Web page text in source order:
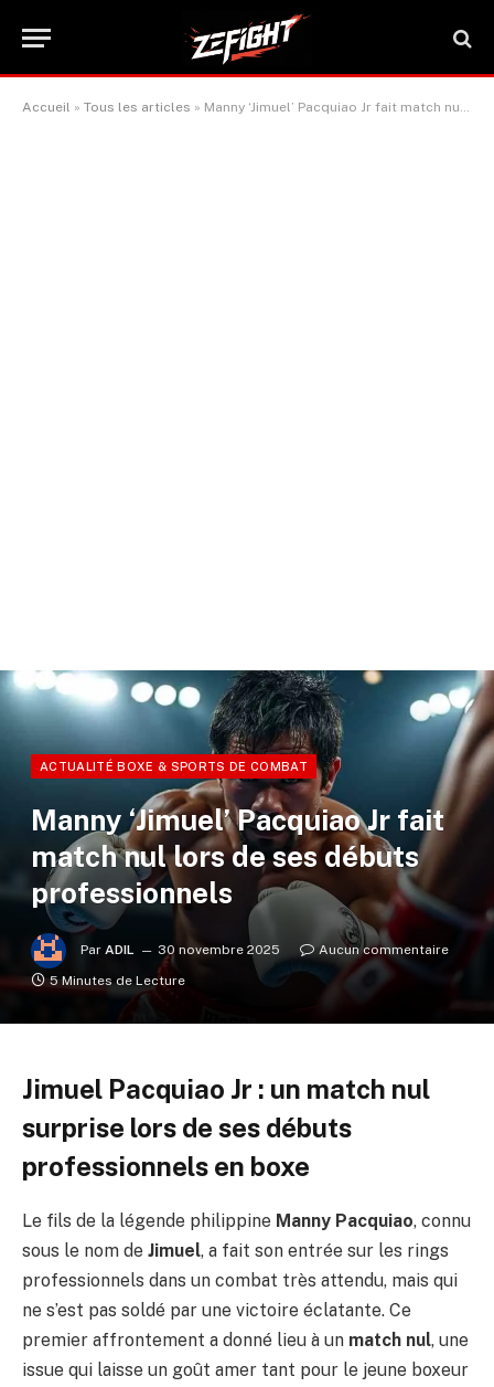
Accueil » Tous les articles » Manny ‘Jimuel’ Pacquiao Jr fait match nul lors de ses débuts professionnels
ACTUALITÉ BOXE & SPORTS DE COMBAT
Manny ‘Jimuel’ Pacquiao Jr fait
match nul lors de ses débuts
professionnels
Par ADIL 30 novembre 2025
Aucun commentaire
5 Minutes de Lecture
Jimuel Pacquiao Jr : un match nul
surprise lors de ses débuts
professionnels en boxe
Le fils de la légende philippine Manny Pacquiao, connu
sous le nom de Jimuel, a fait son entrée sur les rings
professionnels dans un combat très attendu, mais qui
ne s’est pas soldé par une victoire éclatante. Ce
premier affrontement a donné lieu à un match nul, une
issue qui laisse un goût amer tant pour le jeune boxeur